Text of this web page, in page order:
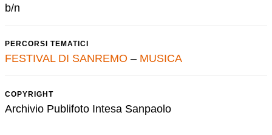
b/n
PERCORSI TEMATICI
FESTIVAL DI SANREMO – MUSICA
COPYRIGHT
Archivio Publifoto Intesa Sanpaolo